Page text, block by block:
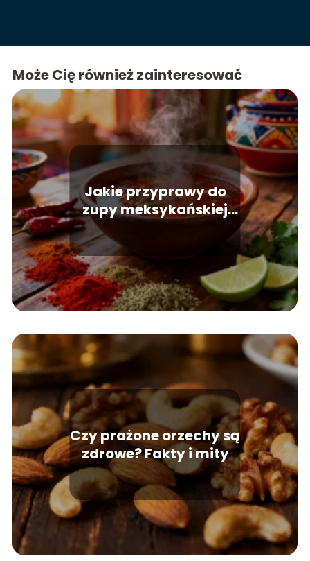
Może Cię również zainteresować
Jakie przyprawy do
zupy meksykańskiej
Czy prażone orzechy są
zdrowe? Fakty i mity